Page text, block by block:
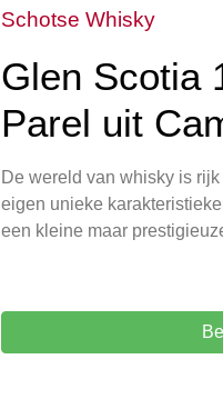
Schotse Whisky
Glen Scotia
Parel uit
De wereld van whisky is
eigen unieke
een kleine maar